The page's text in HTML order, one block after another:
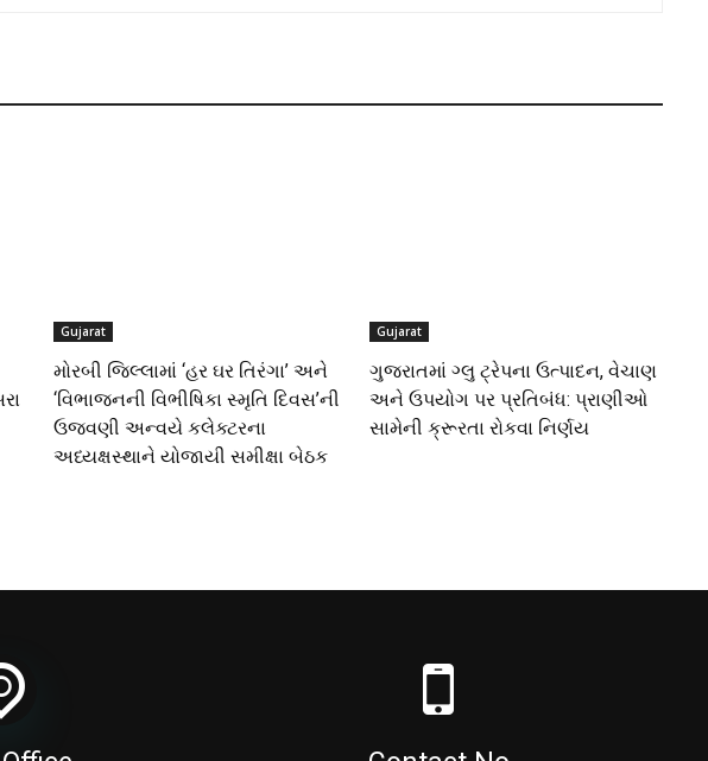
Gujarat
મોરબી જિલ્લામાં ‘હર ઘર તિરંગા’ અને
‘વિભાજનની વિભીષિકા સ્મૃતિ દિવસ’ની
ઉજવણી અન્વયે કલેક્ટરના
અધ્યક્ષસ્થાને યોજાયી સમીક્ષા બેઠક
Gujarat
ગુજરાતમાં ગ્લુ ટ્રેપના ઉત્પાદન, વેચાણ
અને ઉપયોગ પર પ્રતિબંધ: પ્રાણીઓ
સામેની ક્રૂરતા રોકવા નિર્ણય